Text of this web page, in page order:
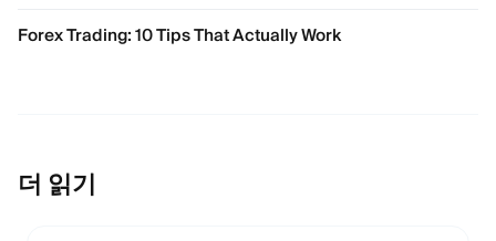
Forex Trading: 10 Tips That Actually Work
더 읽기